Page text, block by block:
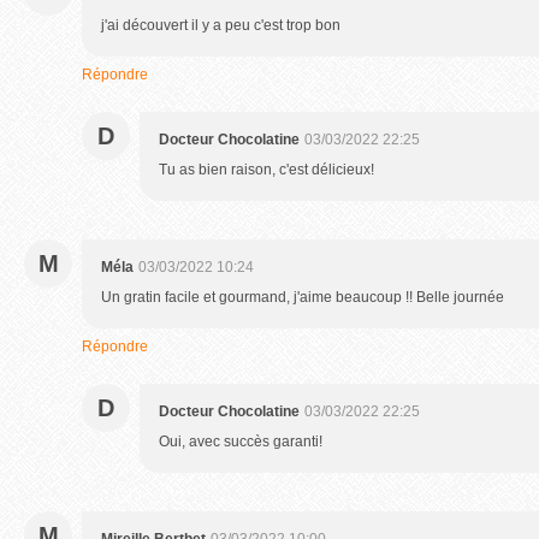
j'ai découvert il y a peu c'est trop bon
Répondre
D Docteur Chocolatine 03/03/2022 22:25
Tu as bien raison, c'est délicieux!
M Méla 03/03/2022 10:24
Un gratin facile et gourmand, j'aime beaucoup !! Belle journée
Répondre
D Docteur Chocolatine 03/03/2022 22:25
Oui, avec succès garanti!